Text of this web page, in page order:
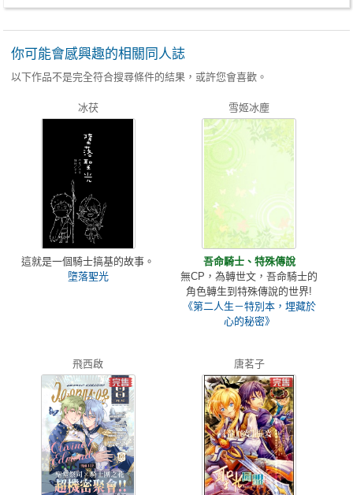
你可能會感興趣的相關同人誌
以下作品不是完全符合搜尋條件的結果，或許您會喜歡。
冰茯
這就是一個騎士搞基的故事。
墮落聖光
雪姬冰塵
吾命騎士、特殊傳說
無CP，為轉世文，吾命騎士的
角色轉生到特殊傳說的世界!
《第二人生－特別本，埋藏於
心的秘密》
飛西啟 唐茗子